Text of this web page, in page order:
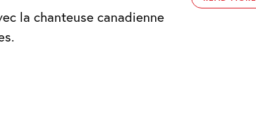
la chanteuse canadienne